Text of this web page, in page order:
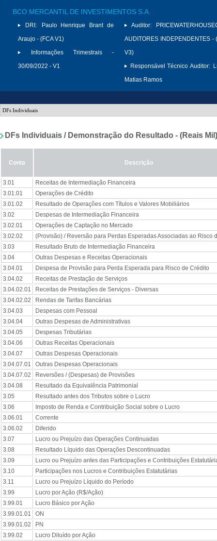
BCO MERCANTIL DE INVESTIMENTOS S.A.
DRI:
Paulo Henrique Brant de
Araujo - (FCA V1)
Informações Trimestrais -
30/09/2022 - V1
Auditor:
AUDITORES INDEPENDENTES -
V3)
Responsável Técnico Auditor:
Matias Ramos